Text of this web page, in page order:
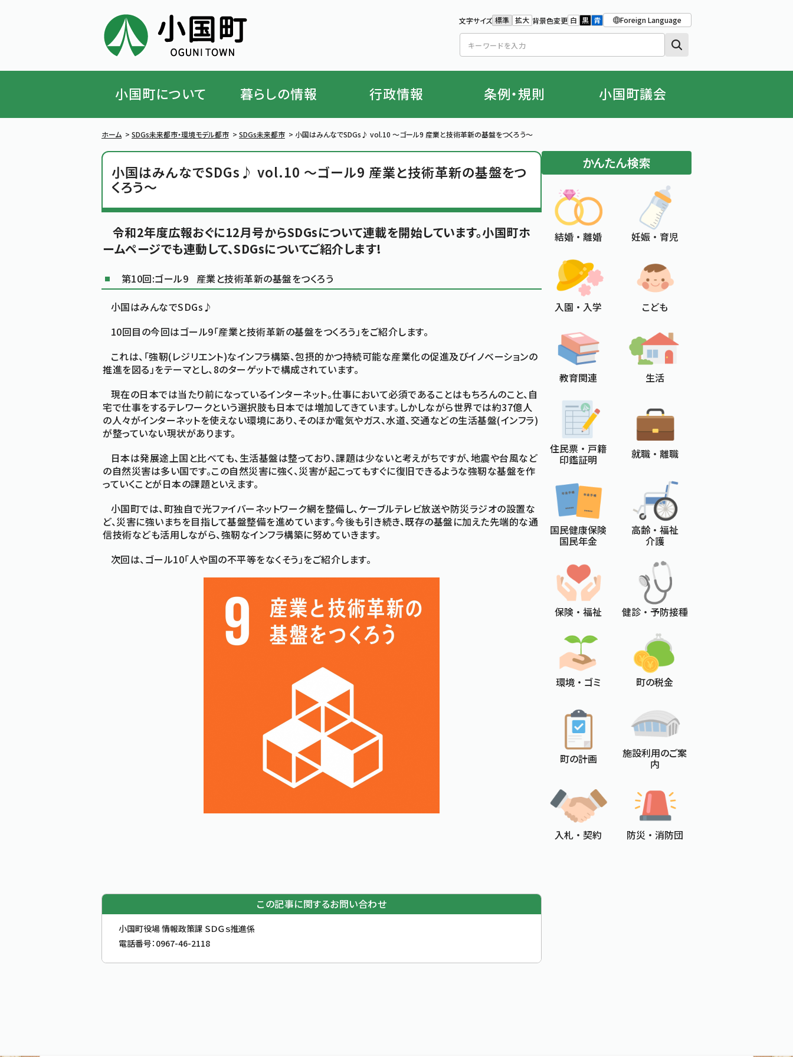
小国町について 暮らしの情報 行政情報 条例・規則 小国町議会
文字サイズ 標準
文字の大きさをもとの大きさに戻す
拡大
文字を大きくする
背景色変更 白
背景色の変更：白
黒
背景色の変更：黒
青
背景色の変更：青
Foreign Language
ホーム > SDGs未来都市・環境モデル都市 > SDGs未来都市 > 小国はみんなでSDGs♪ vol.10 ～ゴール9 産業と技術革新の基盤をつくろう～
小国はみんなでSDGs♪ vol.10 ～ゴール9 産業と技術革新の基盤をつ
くろう～
令和2年度広報おぐに12月号からSDGsについて連載を開始しています。小国町ホ
ームページでも連動して、SDGsについてご紹介します!
第10回:ゴール9 産業と技術革新の基盤をつくろう
小国はみんなでSDGs♪
10回目の今回はゴール9「産業と技術革新の基盤をつくろう」をご紹介します。
これは、「強靭(レジリエント)なインフラ構築、包摂的かつ持続可能な産業化の促進及びイノベーションの
推進を図る」をテーマとし、8のターゲットで構成されています。
現在の日本では当たり前になっているインターネット。仕事において必須であることはもちろんのこと、自
宅で仕事をするテレワークという選択肢も日本では増加してきています。しかしながら世界では約37億人
の人々がインターネットを使えない環境にあり、そのほか電気やガス、水道、交通などの生活基盤(インフラ)
が整っていない現状があります。
日本は発展途上国と比べても、生活基盤は整っており、課題は少ないと考えがちですが、地震や台風など
の自然災害は多い国です。この自然災害に強く、災害が起こってもすぐに復旧できるような強靭な基盤を作
っていくことが日本の課題といえます。
小国町では、町独自で光ファイバーネットワーク網を整備し、ケーブルテレビ放送や防災ラジオの設置な
ど、災害に強いまちを目指して基盤整備を進めています。今後も引き続き、既存の基盤に加えた先端的な通
信技術なども活用しながら、強靭なインフラ構築に努めていきます。
次回は、ゴール10「人や国の不平等をなくそう」をご紹介します。
この記事に関するお問い合わせ
お問合せ先
小国町役場 情報政策課 ＳＤＧｓ推進係
電話番号： 0967-46-2118
かんたん検索
結婚 ・ 離婚 妊娠 ・ 育児
入園 ・ 入学 こども
教育関連 生活
住民票 ・ 戸籍
印鑑証明 就職 ・ 離職
国民健康保険
国民年金
高齢 ・ 福祉
介護
保険 ・ 福祉 健診 ・ 予防接種
環境 ・ ゴミ 町の税金
町の計画 施設利用のご案
内
入札 ・ 契約 防災 ・ 消防団